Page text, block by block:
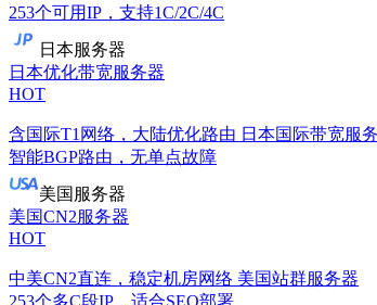
253个可用IP，支持1C/2C/4C
日本服务器
日本优化带宽服务器
HOT
含国际T1网络，大陆优化路由 日本国际带宽服
智能BGP路由，无单点故障
美国服务器
美国CN2服务器
HOT
中美CN2直连，稳定机房网络 美国站群服务器
253个多C段IP，适合SEO部署